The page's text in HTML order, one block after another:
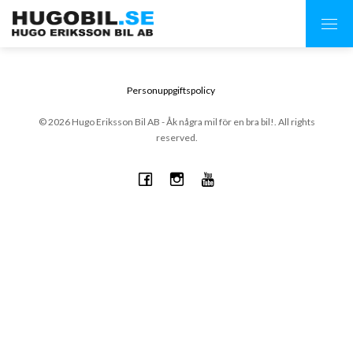
© 2026 Hugo Eriksson Bil AB - Åk några mil för en bra bil!. All rights
reserved.
Personuppgiftspolicy